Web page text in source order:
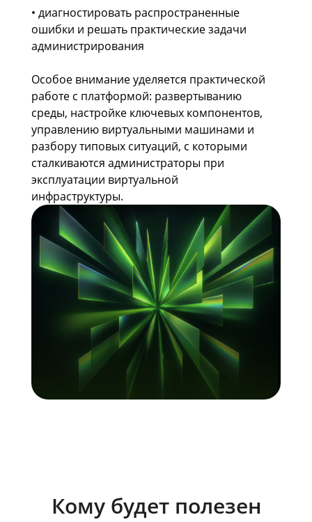
• диагностировать распространенные
ошибки и решать практические задачи
администрирования
Особое внимание уделяется практической
работе с платформой: развертыванию
среды, настройке ключевых компонентов,
управлению виртуальными машинами и
разбору типовых ситуаций, с которыми
сталкиваются администраторы при
эксплуатации виртуальной
инфраструктуры.
Кому будет полезен